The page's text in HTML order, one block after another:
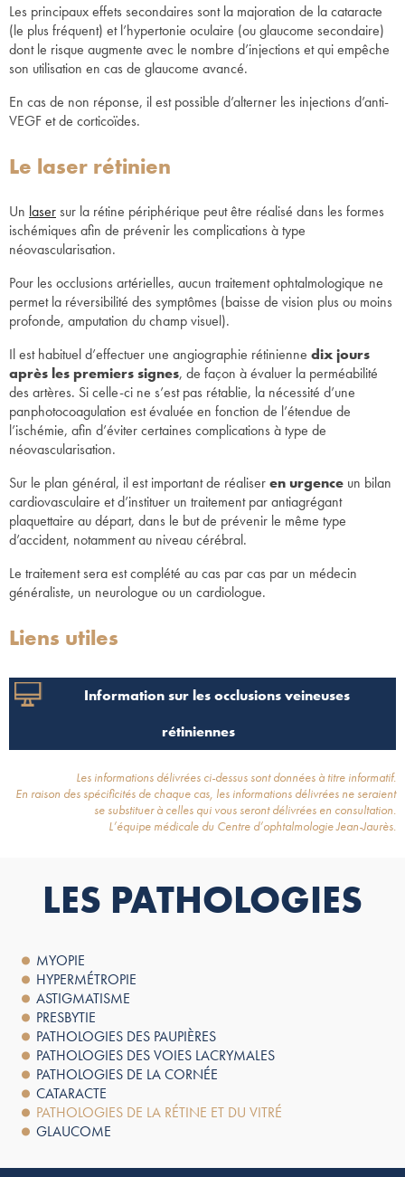
Les principaux effets secondaires sont la majoration de la cataracte
(le plus fréquent) et l’hypertonie oculaire (ou glaucome secondaire)
dont le risque augmente avec le nombre d’injections et qui empêche
son utilisation en cas de glaucome avancé.
En cas de non réponse, il est possible d’alterner les injections d’anti-
VEGF et de corticoïdes.
Le laser rétinien
Un lasersur la rétine périphérique peut être réalisé dans les formes
ischémiques afin de prévenir les complications à type
néovascularisation.
Pour les occlusions artérielles, aucun traitement ophtalmologique ne
permet la réversibilité des symptômes (baisse de vision plus ou moins
profonde, amputation du champ visuel).
Il est habituel d’effectuer une angiographie rétinienne dix jours
après les premiers signes, de façon à évaluer la perméabilité
des artères. Si celle-ci ne s’est pas rétablie, la nécessité d’une
panphotocoagulation est évaluée en fonction de l’étendue de
l’ischémie, afin d’éviter certaines complications à type de
néovascularisation.
Sur le plan général, il est important de réaliseren urgence un bilan
cardiovasculaire et d’instituer un traitement par antiagrégant
plaquettaire au départ, dans le but de prévenir le même type
d’accident, notamment au niveau cérébral.
Le traitement sera est complété au cas par cas par un médecin
généraliste, un neurologue ou un cardiologue.
Liens utiles
Information sur les occlusions veineuses
rétiniennes
Les informations délivrées ci-dessus sont données à titre informatif.
En raison des spécificités de chaque cas, les informations délivrées ne seraient
se substituer à celles qui vous seront délivrées en consultation.
L’équipe médicale du Centre d’ophtalmologie Jean-Jaurès.
LES PATHOLOGIES
MYOPIE
HYPERMÉTROPIE
ASTIGMATISME
PRESBYTIE
PATHOLOGIES DES PAUPIÈRES
PATHOLOGIES DES VOIES LACRYMALES
PATHOLOGIES DE LA CORNÉE
CATARACTE
PATHOLOGIES DE LA RÉTINE ET DU VITRÉ
GLAUCOME